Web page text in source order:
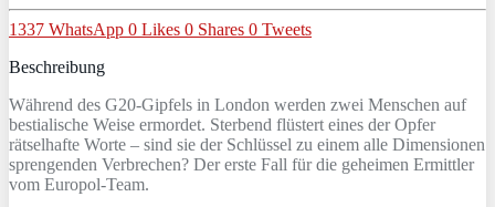
1337 WhatsApp 0 Likes 0 Shares 0 Tweets
Beschreibung
Während des G20-Gipfels in London werden zwei Menschen auf
bestialische Weise ermordet. Sterbend flüstert eines der Opfer
rätselhafte Worte – sind sie der Schlüssel zu einem alle Dimensionen
sprengenden Verbrechen? Der erste Fall für die geheimen Ermittler
vom Europol-Team.